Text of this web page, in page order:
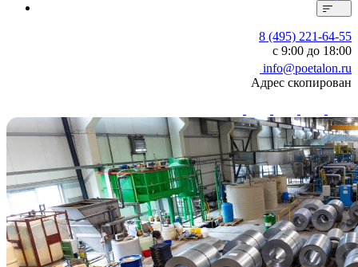
8 (495) 221-64-55
с 9:00 до 18:00
info@poetalon.ru
Адрес скопирован